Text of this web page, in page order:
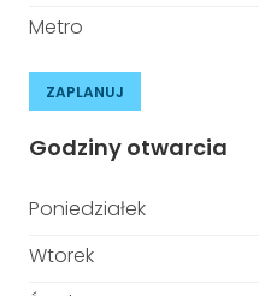
Metro
ZAPLANUJ
Godziny otwarcia
Poniedziałek
Wtorek